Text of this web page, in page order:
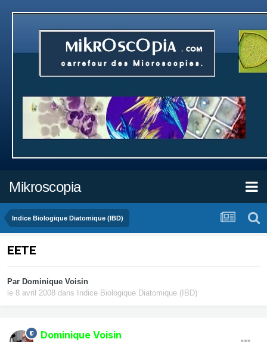
Mikroscopia
Indice Biologique Diatomique (IBD)
EETE
Par Dominique Voisin
le 8 avril 2008 dans Indice Biologique Diatomique (IBD)
Dominique Voisin